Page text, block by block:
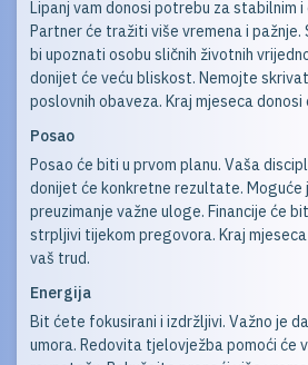
Lipanj vam donosi potrebu za stabilnim i
Partner će tražiti više vremena i pažnje.
bi upoznati osobu sličnih životnih
donijet će veću bliskost. Nemojte
poslovnih obaveza. Kraj mjeseca
Posao
Posao će biti u prvom planu. Vaša
donijet će konkretne rezultate. Moguće
preuzimanje važne uloge. Financije će
strpljivi tijekom pregovora. Kraj
vaš trud.
Energija
Bit ćete fokusirani i izdržljivi. Važno je
umora. Redovita tjelovježba pomoći će